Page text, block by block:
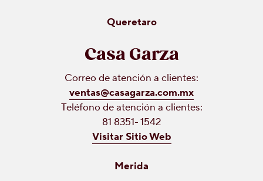
Queretaro
Casa Garza
Correo de atención a clientes:
ventas@casagarza.com.mx
Teléfono de atención a clientes:
81 8351- 1542
Visitar Sitio Web
Merida